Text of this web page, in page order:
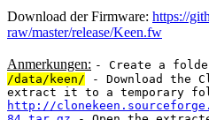
Download der Firmware: https://
raw/master/release/Keen.fw
Anmerkungen: - Create a
/data/keen/ - Download the
extract it to a temporary
http://